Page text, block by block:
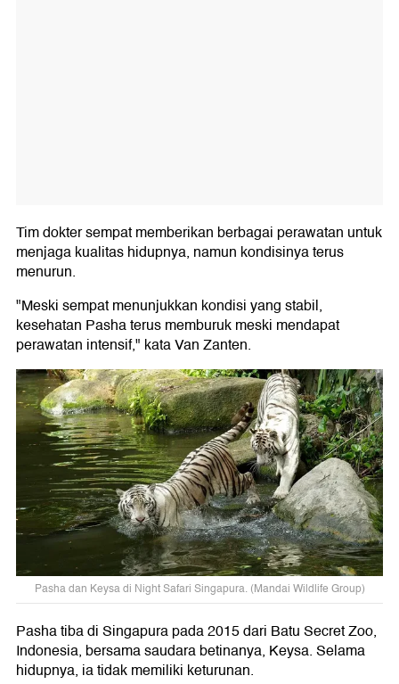
Tim dokter sempat memberikan berbagai perawatan untuk
menjaga kualitas hidupnya, namun kondisinya terus
menurun.
"Meski sempat menunjukkan kondisi yang stabil,
kesehatan Pasha terus memburuk meski mendapat
perawatan intensif," kata Van Zanten.
Pasha dan Keysa di Night Safari Singapura. (Mandai Wildlife Group)
Pasha tiba di Singapura pada 2015 dari Batu Secret Zoo,
Indonesia, bersama saudara betinanya, Keysa. Selama
hidupnya, ia tidak memiliki keturunan.